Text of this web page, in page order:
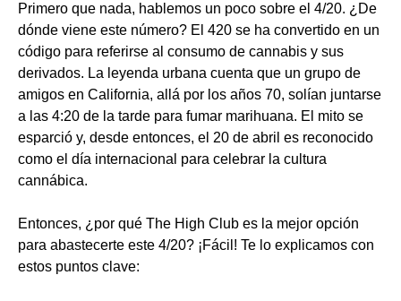
Primero que nada, hablemos un poco sobre el 4/20. ¿De
dónde viene este número? El 420 se ha convertido en un
código para referirse al consumo de cannabis y sus
derivados. La leyenda urbana cuenta que un grupo de
amigos en California, allá por los años 70, solían juntarse
a las 4:20 de la tarde para fumar marihuana. El mito se
esparció y, desde entonces, el 20 de abril es reconocido
como el día internacional para celebrar la cultura
cannábica.
Entonces, ¿por qué The High Club es la mejor opción
para abastecerte este 4/20? ¡Fácil! Te lo explicamos con
estos puntos clave: